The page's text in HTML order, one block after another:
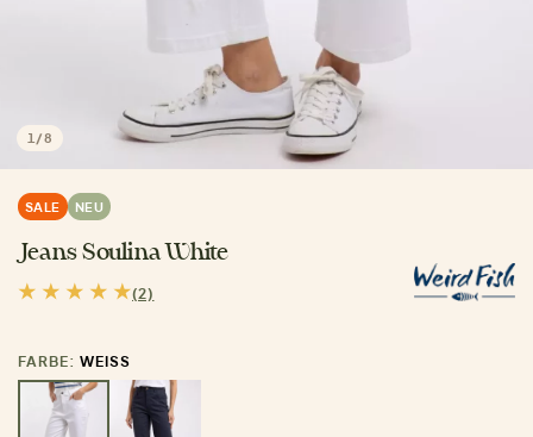
1 /8
SALE NEU
Jeans Soulina White
(2)
FARBE: WEISS